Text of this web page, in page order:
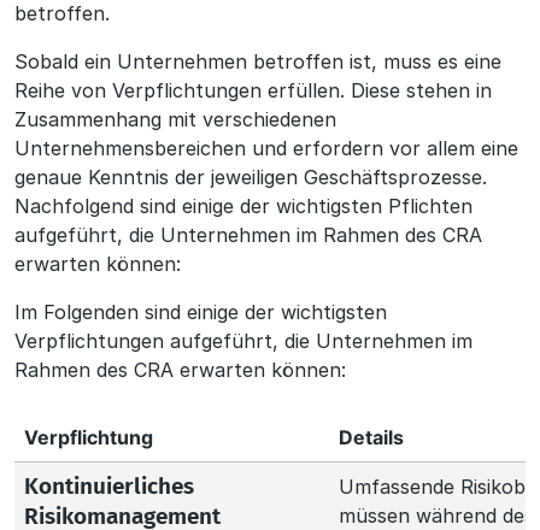
betroffen.
Sobald ein Unternehmen betroffen ist, muss es eine
Reihe von Verpflichtungen erfüllen. Diese stehen in
Zusammenhang mit verschiedenen
Unternehmensbereichen und erfordern vor allem eine
genaue Kenntnis der jeweiligen Geschäftsprozesse.
Nachfolgend sind einige der wichtigsten Pflichten
aufgeführt, die Unternehmen im Rahmen des CRA
erwarten können:
Im Folgenden sind einige der wichtigsten
Verpflichtungen aufgeführt, die Unternehmen im
Rahmen des CRA erwarten können:
Verpflichtung Details
Kontinuierliches
Risikomanagement
Umfassende
müssen während